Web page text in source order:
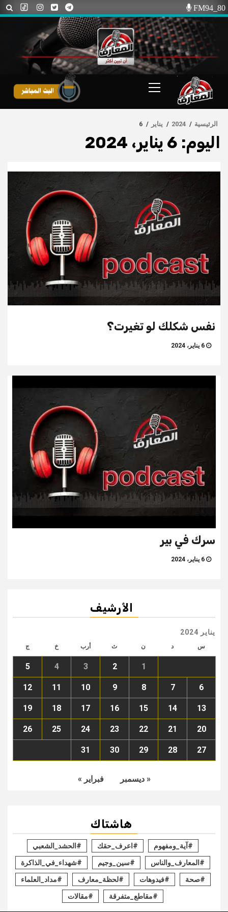
Skip
to
content
FM94_80
Menu
الرئيسية 2024 يناير 6
اليوم: 6 يناير، 2024
نفس شكلك لو تغيرت؟
سرك في بير
الأرشيف
يناير 2024
س د ن ث أرب خ ج
1
2
3
4
5
6
7
8
9
10
11
12
13
14
15
16
17
18
19
20
21
22
23
24
25
26
27
28
29
30
31
« ديسمبر فبراير »
هاشتاك
#آية_ومفهوم #اعرف_حقك #الحشد_الشعبي
#المعارف_والناس #سين_وجيم #شهداء_في_الذاكرة
#صحة #فيدوهات #لحظة_معارف #مداد_العلماء
#مقاطع_متفرقة #مقالات